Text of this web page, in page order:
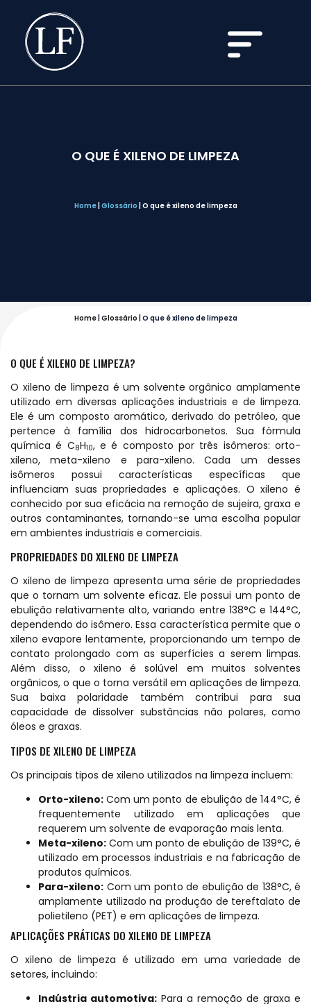
O QUE É XILENO DE LIMPEZA
Home| Glossário O que é xileno de limpeza
Home| Glossário O que é xileno de limpeza
O QUE É XILENO DE LIMPEZA?
O xileno de limpeza é um solvente orgânico amplamente
utilizado em diversas aplicações industriais e de limpeza.
Ele é um composto aromático, derivado do petróleo, que
pertence à família dos hidrocarbonetos. Sua fórmula
química é C8H10, e é composto por três isômeros: orto-
xileno, meta-xileno e para-xileno. Cada um desses
isômeros possui características específicas que
influenciam suas propriedades e aplicações. O xileno é
conhecido por sua eficácia na remoção de sujeira, graxa e
outros contaminantes, tornando-se uma escolha popular
em ambientes industriais e comerciais.
PROPRIEDADES DO XILENO DE LIMPEZA
O xileno de limpeza apresenta uma série de propriedades
que o tornam um solvente eficaz. Ele possui um ponto de
ebulição relativamente alto, variando entre 138°C e 144°C,
dependendo do isômero. Essa característica permite que o
xileno evapore lentamente, proporcionando um tempo de
contato prolongado com as superfícies a serem limpas.
Além disso, o xileno é solúvel em muitos solventes
orgânicos, o que o torna versátil em aplicações de limpeza.
Sua baixa polaridade também contribui para sua
capacidade de dissolver substâncias não polares, como
óleos e graxas.
TIPOS DE XILENO DE LIMPEZA
Os principais tipos de xileno utilizados na limpeza incluem:
Orto-xileno: Com um ponto de ebulição de 144°C, é
frequentemente utilizado em aplicações que
requerem um solvente de evaporação mais lenta.
Meta-xileno: Com um ponto de ebulição de 139°C, é
utilizado em processos industriais e na fabricação de
produtos químicos.
Para-xileno: Com um ponto de ebulição de 138°C, é
amplamente utilizado na produção de tereftalato de
polietileno (PET) e em aplicações de limpeza.
APLICAÇÕES PRÁTICAS DO XILENO DE LIMPEZA
O xileno de limpeza é utilizado em uma variedade de
setores, incluindo:
Indústria automotiva: Para a remoção de graxa e